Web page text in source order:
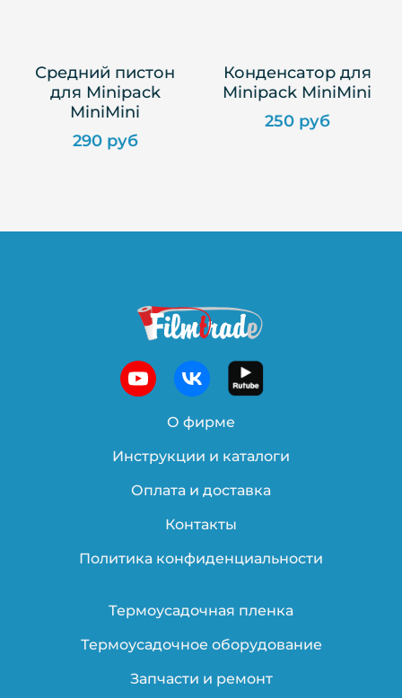
Средний пистон
для Minipack
MiniMini
290 руб
Конденсатор для
Minipack MiniMini
250 руб
О фирме
Инструкции и каталоги
Оплата и доставка
Контакты
Политика конфиденциальности
Термоусадочная пленка
Термоусадочное оборудование
Запчасти и ремонт